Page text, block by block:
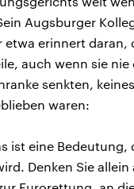
Augsburger
etwa erinnert daran,
auch wenn sie nie
senkten,
waren:
ist eine Bedeutung,
Denken Sie allein